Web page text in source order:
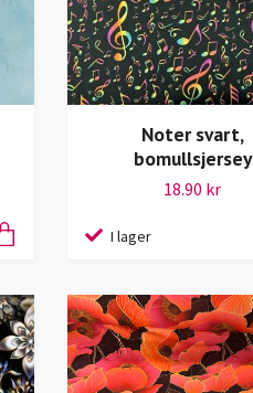
Noter svart,
bomullsjersey
18.90 kr
I lager